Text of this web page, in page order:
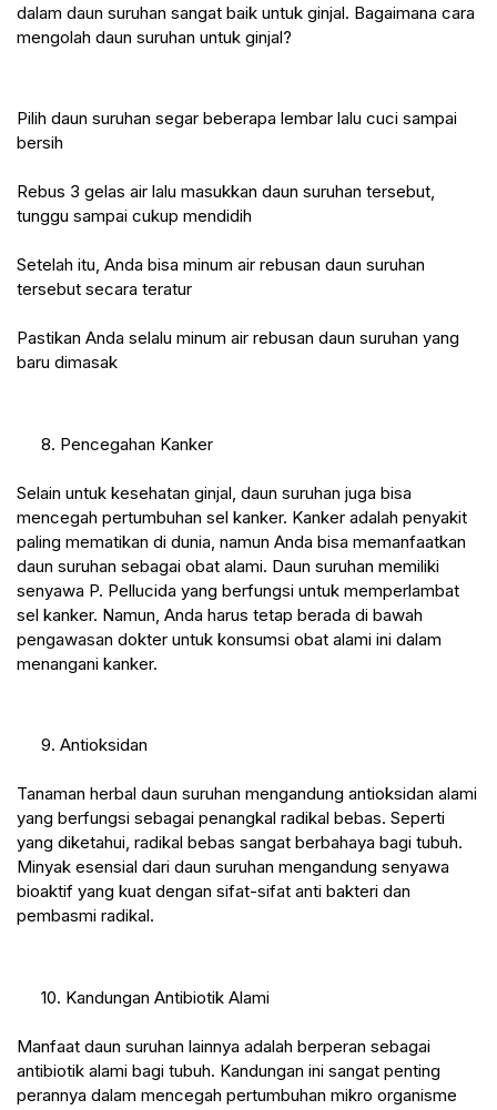
dalam daun suruhan sangat baik untuk ginjal. Bagaimana cara
mengolah daun suruhan untuk ginjal?
Pilih daun suruhan segar beberapa lembar lalu cuci sampai
bersih
Rebus 3 gelas air lalu masukkan daun suruhan tersebut,
tunggu sampai cukup mendidih
Setelah itu, Anda bisa minum air rebusan daun suruhan
tersebut secara teratur
Pastikan Anda selalu minum air rebusan daun suruhan yang
baru dimasak
8. Pencegahan Kanker
Selain untuk kesehatan ginjal, daun suruhan juga bisa
mencegah pertumbuhan sel kanker. Kanker adalah penyakit
paling mematikan di dunia, namun Anda bisa memanfaatkan
daun suruhan sebagai obat alami. Daun suruhan memiliki
senyawa P. Pellucida yang berfungsi untuk memperlambat
sel kanker. Namun, Anda harus tetap berada di bawah
pengawasan dokter untuk konsumsi obat alami ini dalam
menangani kanker.
9. Antioksidan
Tanaman herbal daun suruhan mengandung antioksidan alami
yang berfungsi sebagai penangkal radikal bebas. Seperti
yang diketahui, radikal bebas sangat berbahaya bagi tubuh.
Minyak esensial dari daun suruhan mengandung senyawa
bioaktif yang kuat dengan sifat-sifat anti bakteri dan
pembasmi radikal.
10. Kandungan Antibiotik Alami
Manfaat daun suruhan lainnya adalah berperan sebagai
antibiotik alami bagi tubuh. Kandungan ini sangat penting
perannya dalam mencegah pertumbuhan mikro organisme